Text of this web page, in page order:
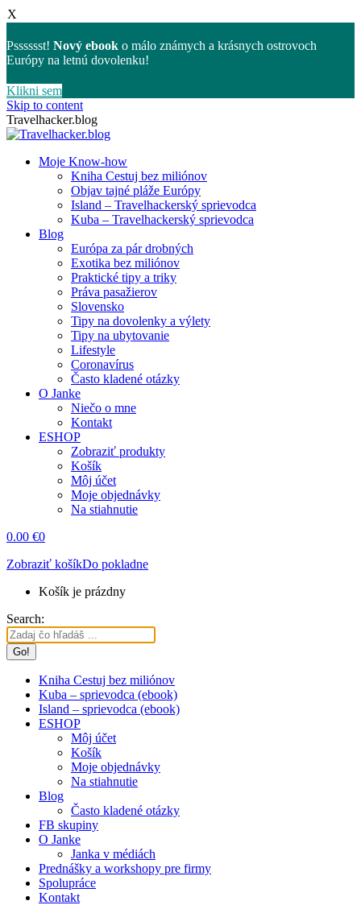
X
Psssssst! Nový ebook o málo známych a krásnych ostrovoch
Európy na letnú dovolenku!
Klikni sem
Skip to content
Travelhacker.blog
Moje Know-how
Kniha Cestuj bez miliónov
Objav tajné pláže Európy
Island – Travelhackerský sprievodca
Kuba – Travelhackerský sprievodca
Blog
Európa za pár drobných
Exotika bez miliónov
Praktické tipy a triky
Práva pasažierov
Slovensko
Tipy na dovolenky a výlety
Tipy na ubytovanie
Lifestyle
Coronavírus
Často kladené otázky
O Janke
Niečo o mne
Kontakt
ESHOP
Zobraziť produkty
Košík
Môj účet
Moje objednávky
Na stiahnutie
0.00 €0
Zobraziť košíkDo pokladne
Košík je prázdny
Search:
Kniha Cestuj bez miliónov
Kuba – sprievodca (ebook)
Island – sprievodca (ebook)
ESHOP
Môj účet
Košík
Moje objednávky
Na stiahnutie
Blog
Často kladené otázky
FB skupiny
O Janke
Janka v médiách
Prednášky a workshopy pre firmy
Spolupráce
Kontakt